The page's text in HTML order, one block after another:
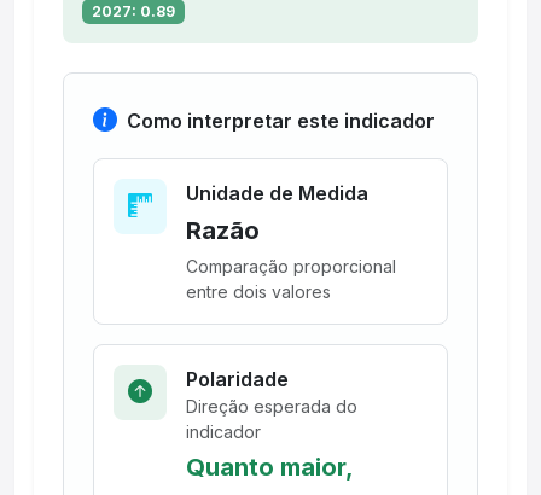
2027: 0.89
Como interpretar este indicador
Unidade de Medida
Razão
Comparação proporcional
entre dois valores
Polaridade
Direção esperada do
indicador
Quanto maior,